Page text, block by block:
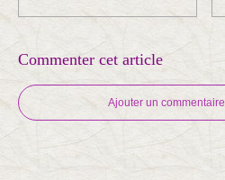
Commenter cet article
Ajouter un commentaire